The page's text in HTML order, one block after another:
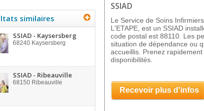
similaires
SSIAD - Kaysersberg
68240 Kaysersberg
SSIAD - Ribeauville
68150 Ribeauville
SSIAD
Le Service de Soins
L'ETAPE, est un SSIAD
code postal est 88110. Les
situation de dépendance ou
accueillis. Prenez
disponibilités.
Recevoir plus d'infos